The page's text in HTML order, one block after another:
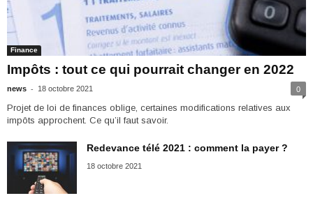
Finance
Impôts : tout ce qui pourrait changer en 2022
news - 18 octobre 2021 0
Projet de loi de finances oblige, certaines modifications relatives aux
impôts approchent. Ce qu’il faut savoir.
Redevance télé 2021 : comment la payer ?
18 octobre 2021